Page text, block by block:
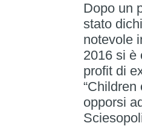
Dopo un
stato
notevole
2016 si è
profit di
opporsi